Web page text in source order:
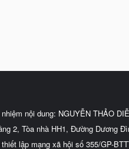
nội dung: NGUYỄN THẢO
2, Tòa nhà HH1, Đường Dương
lập mạng xã hội số 355/GP-